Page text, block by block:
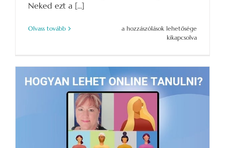
Neked ezt a [...]
Olvass tovább
Események,
a hozzászólások lehetősége
kikapcsolva